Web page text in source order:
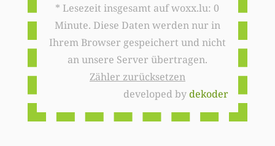
* Lesezeit insgesamt auf woxx.lu: 0
Minute. Diese Daten werden nur in
Ihrem Browser gespeichert und nicht
an unsere Server übertragen.
Zähler zurücksetzen
developed bydekoder